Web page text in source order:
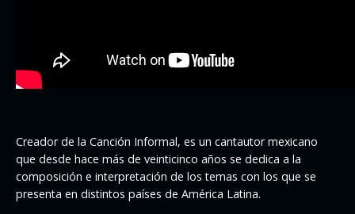
Creador de la Canción Informal, es un cantautor mexicano
que desde hace más de veinticinco años se dedica a la
composición e interpretación de los temas con los que se
presenta en distintos países de América Latina.